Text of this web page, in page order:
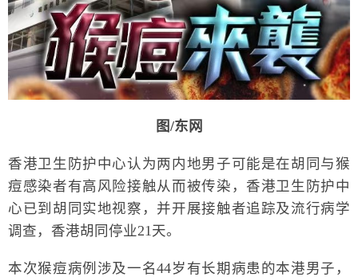
图/东网
香港卫生防护中心认为两内地男子可能是在胡同与猴
痘感染者有高风险接触从而被传染，香港卫生防护中
心已到胡同实地视察，并开展接触者追踪及流行病学
调查，香港胡同停业21天。
本次猴痘病例涉及一名44岁有长期病患的本港男子，